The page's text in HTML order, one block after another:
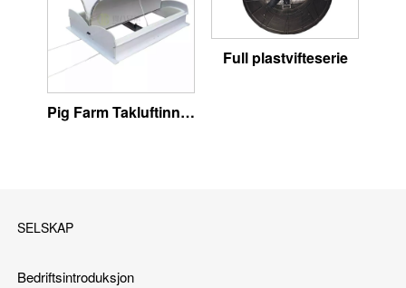
Pig Farm Takluftinntak
Full plastvifteserie
SELSKAP
Bedriftsintroduksjon